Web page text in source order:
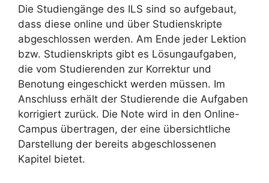
Die Studiengänge des ILS sind so aufgebaut,
dass diese online und über Studienskripte
abgeschlossen werden. Am Ende jeder Lektion
bzw. Studienskripts gibt es Lösungaufgaben,
die vom Studierenden zur Korrektur und
Benotung eingeschickt werden müssen. Im
Anschluss erhält der Studierende die Aufgaben
korrigiert zurück. Die Note wird in den Online-
Campus übertragen, der eine übersichtliche
Darstellung der bereits abgeschlossenen
Kapitel bietet.